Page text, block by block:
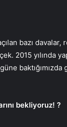
bazı davalar,
2015 yılında
baktığımızda
bekliyoruz! ?